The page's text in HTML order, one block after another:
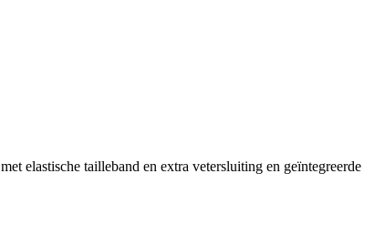
elastische tailleband en extra vetersluiting en geïntegreerde